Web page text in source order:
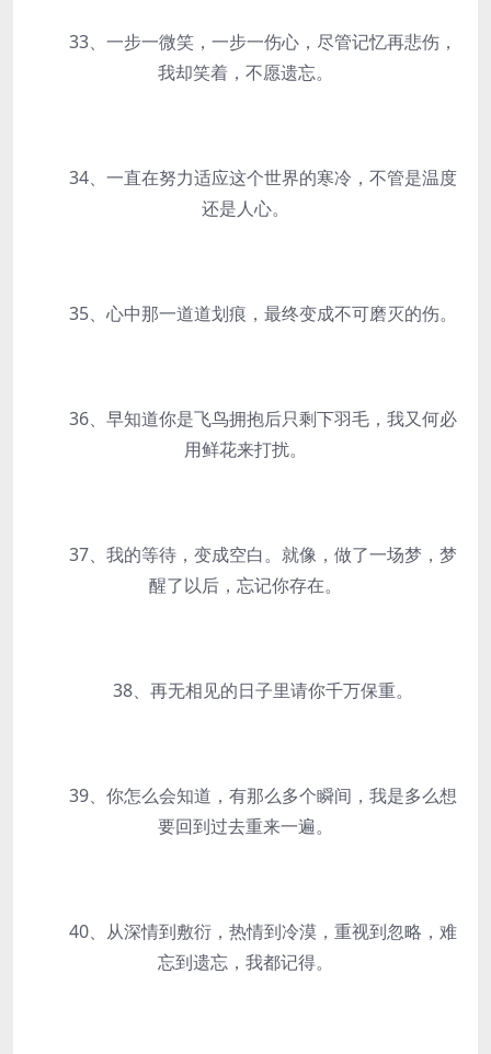
33、一步一微笑，一步一伤心，尽管记忆再悲伤，
我却笑着，不愿遗忘。
34、一直在努力适应这个世界的寒冷，不管是温度
还是人心。
35、心中那一道道划痕，最终变成不可磨灭的伤。
36、早知道你是飞鸟拥抱后只剩下羽毛，我又何必
用鲜花来打扰。
37、我的等待，变成空白。就像，做了一场梦，梦
醒了以后，忘记你存在。
38、再无相见的日子里请你千万保重。
39、你怎么会知道，有那么多个瞬间，我是多么想
要回到过去重来一遍。
40、从深情到敷衍，热情到冷漠，重视到忽略，难
忘到遗忘，我都记得。